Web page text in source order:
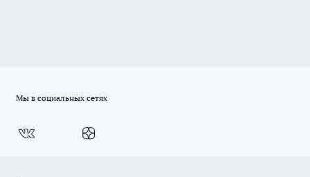
Мы в социальных сетях